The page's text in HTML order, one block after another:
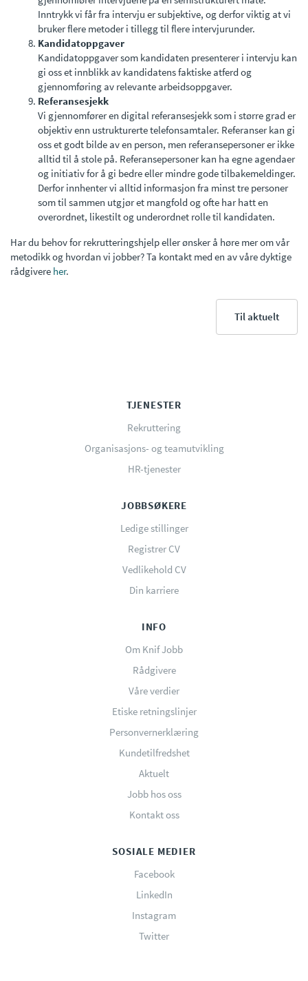
Inntrykk vi får fra intervju er subjektive, og derfor viktig at vi
bruker flere metoder i tillegg til flere intervjurunder.
Kandidatoppgaver
Kandidatoppgaver som kandidaten presenterer i intervju kan
gi oss et innblikk av kandidatens faktiske atferd og
gjennomføring av relevante arbeidsoppgaver.
Referansesjekk
Vi gjennomfører en digital referansesjekk som i større grad er
objektiv enn ustrukturerte telefonsamtaler. Referanser kan gi
oss et godt bilde av en person, men referansepersoner er ikke
alltid til å stole på. Referansepersoner kan ha egne agendaer
og initiativ for å gi bedre eller mindre gode tilbakemeldinger.
Derfor innhenter vi alltid informasjon fra minst tre personer
som til sammen utgjør et mangfold og ofte har hatt en
overordnet, likestilt og underordnet rolle til kandidaten.
Har du behov for rekrutteringshjelp eller ønsker å høre mer om vår
metodikk og hvordan vi jobber? Ta kontakt med en av våre dyktige
rådgivere her.
Til aktuelt
TJENESTER
Rekruttering
Organisasjons- og teamutvikling
HR-tjenester
JOBBSØKERE
Ledige stillinger
Registrer CV
Vedlikehold CV
Din karriere
INFO
Om Knif Jobb
Rådgivere
Våre verdier
Etiske retningslinjer
Personvernerklæring
Kundetilfredshet
Aktuelt
Jobb hos oss
Kontakt oss
SOSIALE MEDIER
Facebook
LinkedIn
Instagram
Twitter